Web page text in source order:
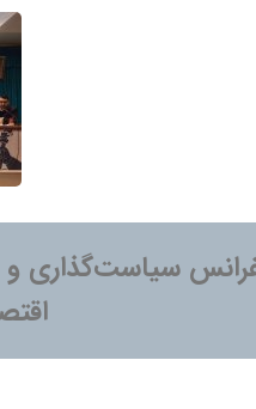
سیاست‌گذاری و